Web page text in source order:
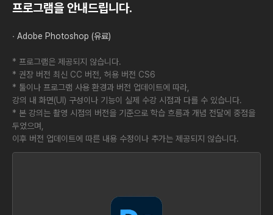
프로그램을 안내드립니다.
∙ Adobe Photoshop (유료)
* 프로그램은 제공되지 않습니다.
* 권장 버전 최신 CC 버전, 허용 버전 CS6
* 툴이나 프로그램 사용 환경과 버전 업데이트에 따라,
강의 내 화면(UI) 구성이나 기능이 실제 수강 시점과 다를 수 있습니다.
* 본 강의는 촬영 시점의 버전을 기준으로 학습 흐름과 개념 전달에 중점을
두었으며,
이후 버전 업데이트에 따른 내용 수정이나 추가는 제공되지 않습니다.